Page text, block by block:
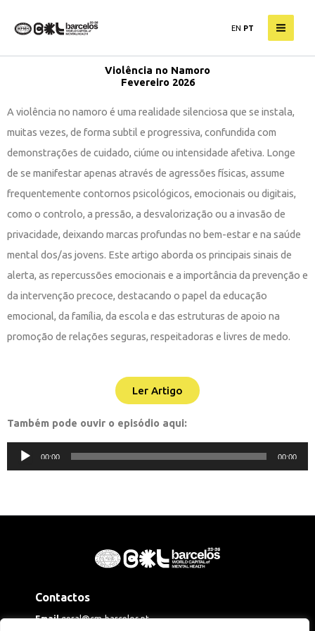
EN PT
Violência no Namoro
Fevereiro 2026
A violência no namoro é uma realidade silenciosa que se instala,
muitas vezes, de forma subtil e progressiva, confundida com
demonstrações de cuidado, ciúme ou intensidade afetiva. Longe
de se manifestar apenas através de agressões físicas, assume
frequentemente contornos psicológicos, emocionais ou digitais,
como o controlo, a pressão, a desvalorização ou a invasão de
privacidade, deixando marcas profundas no bem-estar e na saúde
mental dos/as jovens. Este artigo aborda os principais sinais de
alerta, as repercussões emocionais e a importância da prevenção e
da intervenção precoce, destacando o papel da educação
emocional, da família, da escola e das estruturas de apoio na
promoção de relações seguras, respeitadoras e livres de medo.
Ler Artigo
Também pode ouvir o episódio aqui:
Reprodutor
de
00:00 00:00
Contactos
Emailgeral@cm-barcelos.pt